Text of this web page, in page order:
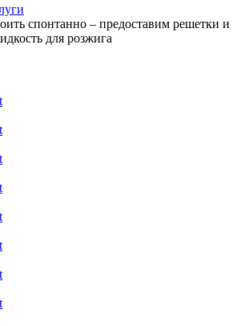
спонтанно – предоставим решетки и
для розжига